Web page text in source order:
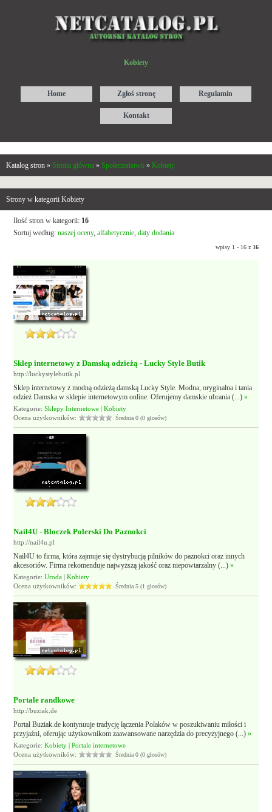
Kobiety
Home Zgłoś stronę Regulamin
Kontakt
Katalog stron » Strona główna » Społeczeństwo » Kobiety
Strony w kategorii Kobiety
Ilość stron w kategorii: 16
Sortuj według:naszej oceny,alfabetycznie ,daty dodania
wpisy 1 - 16 z 16
Sklep internetowy z Damską odzieżą - Lucky Style Butik
http://luckystylebutik.pl
Sklep internetowy z modną odzieżą damską Lucky Style. Modna, oryginalna i tania
odzież Damska w sklepie internetowym online. Oferujemy damskie ubrania (...)»
Kategorie:Sklepy Internetowe |Kobiety
Ocena użytkowników:
Średnia 0 (0 głosów)
Nail4U - Bloczek Polerski Do Paznokci
http://nail4u.pl
Nail4U to firma, która zajmuje się dystrybucją pilników do paznokci oraz innych
akcesoriów. Firma rekomenduje najwyższą jakość oraz niepowtarzalny (...)»
Kategorie:Uroda |Kobiety
Ocena użytkowników:
Średnia 5 (1 głosów)
Portale randkowe
http://buziak.de
Portal Buziak.de kontynuuje tradycję łączenia Polaków w poszukiwaniu miłości i
przyjaźni, oferując użytkownikom zaawansowane narzędzia do precyzyjnego (...)»
Kategorie:Kobiety |Portale internetowe
Ocena użytkowników:
Średnia 0 (0 głosów)